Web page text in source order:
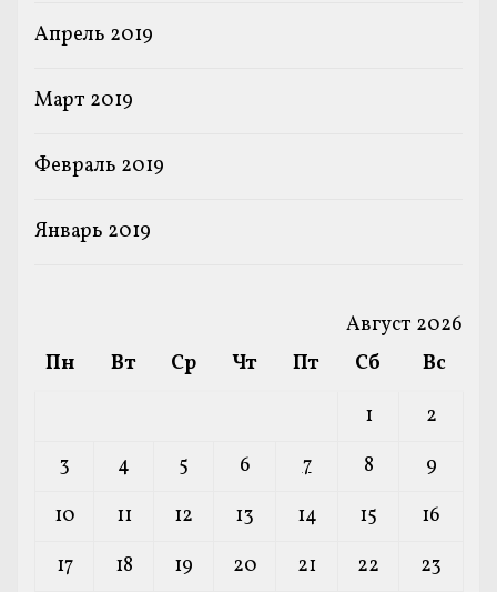
Апрель 2019
Март 2019
Февраль 2019
Январь 2019
Август 2026
Пн
Вт Ср Чт Пт Сб
Вс
1
2
3
4 5 6 7 8
9
10
11 12 13 14 15
16
17
18 19 20 21 22
23